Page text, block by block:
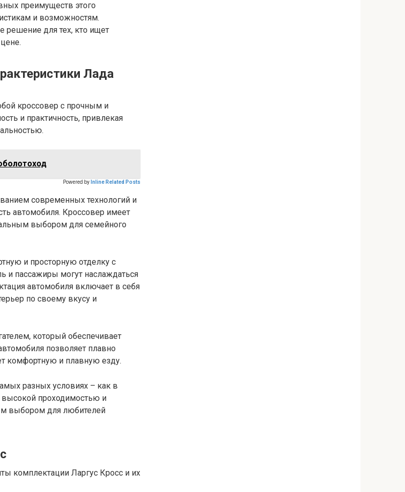
преимуществ этого
и возможностям.
решение для тех, кто ищет
Лада
кроссовер с прочным и
и практичность, привлекая
Powered by Inline Related Posts
современных технологий и
автомобиля. Кроссовер имеет
выбором для семейного
и просторную отделку с
и пассажиры могут наслаждаться
автомобиля включает в себя
по своему вкусу и
который обеспечивает
позволяет плавно
комфортную и плавную езду.
разных условиях – как в
высокой проходимостью и
выбором для любителей
комплектации Ларгус Кросс и их